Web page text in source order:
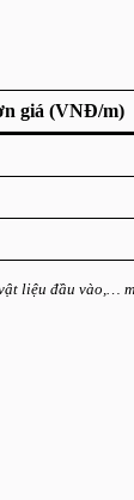
giá (VNĐ/m)
liệu đầu vào,…